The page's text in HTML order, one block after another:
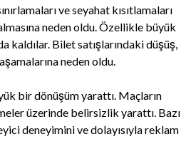
ve seyahat kısıtlamaları
neden oldu. Özellikle büyük
kaldılar. Bilet satışlarındaki düşüş,
neden oldu.
bir dönüşüm yarattı. Maçların
üzerinde belirsizlik yarattı. Bazı
deneyimini ve dolayısıyla reklam